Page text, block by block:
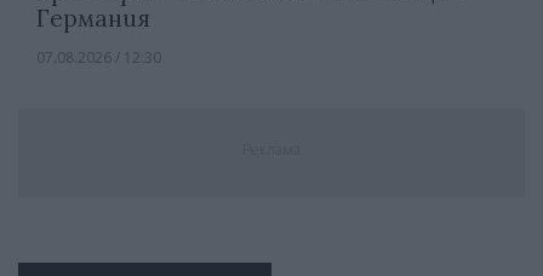
Германия
07.08.2026 / 12:30